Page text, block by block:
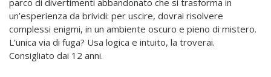
un’esperienza da brividi: per uscire, dovrai risolvere
complessi enigmi, in un ambiente oscuro e pieno di mistero.
L’unica via di fuga? Usa logica e intuito, la troverai.
Consigliato dai 12 anni.